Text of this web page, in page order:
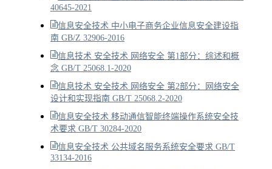
40645-2021
信息安全技术 中小电子商务企业信息安全建设指
南 GB/Z 32906-2016
信息技术 安全技术 网络安全 第1部分：综述和概
念 GB/T 25068.1-2020
信息技术 安全技术 网络安全 第2部分：网络安全
设计和实现指南 GB/T 25068.2-2020
信息安全技术 移动通信智能终端操作系统安全技
术要求 GB/T 30284-2020
信息安全技术 公共域名服务系统安全要求 GB/T
33134-2016